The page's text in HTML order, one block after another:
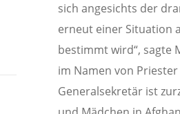
sich angesichts der
erneut einer Situation
bestimmt wird“, sagte
im Namen von
Generalsekretär ist